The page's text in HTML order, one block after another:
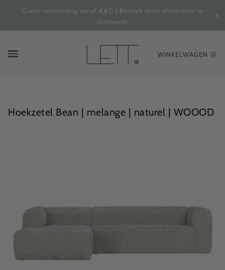
Gratis verzending vanaf €80 | Bezoek onze showroom in
Oostende
✕
WINKELWAGEN 🛒
Hoekzetel Bean | melange | naturel | WOOOD